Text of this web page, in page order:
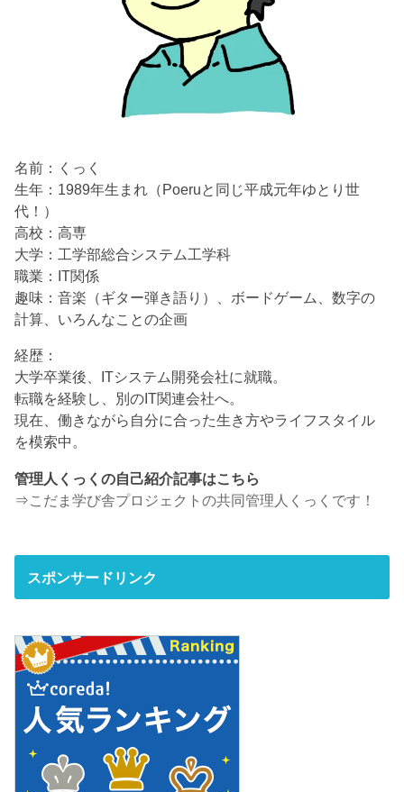
名前：くっく
生年：1989年生まれ（Poeruと同じ平成元年ゆとり世
代！）
高校：高専
大学：工学部総合システム工学科
職業：IT関係
趣味：音楽（ギター弾き語り）、ボードゲーム、数字の
計算、いろんなことの企画
経歴：
大学卒業後、ITシステム開発会社に就職。
転職を経験し、別のIT関連会社へ。
現在、働きながら自分に合った生き方やライフスタイル
を模索中。
管理人くっくの自己紹介記事はこちら
⇒こだま学び舎プロジェクトの共同管理人くっくです！
スポンサードリンク